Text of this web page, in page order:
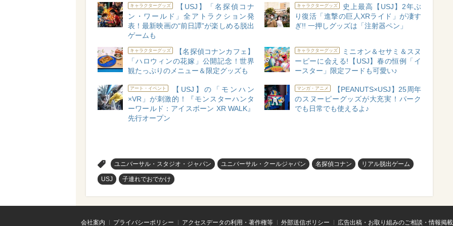
キャラクターグッズ
【USJ】「名探偵コナ
ン・ワールド」全アトラクション発
表！最新映画の“前日譚”が楽しめる脱出
ゲームも
キャラクターグッズ
史上最高【USJ】2年ぶ
り復活「進撃の巨人XRライド」が凄す
ぎ!! 一押しグッズは「注射器ペン」
キャラクターグッズ
【名探偵コナンカフェ】
「ハロウィンの花嫁」公開記念！世界
観たっぷりのメニュー＆限定グッズも
キャラクターグッズ
ミニオン＆セサミ＆スヌ
ーピーに会える!【USJ】春の恒例「イ
ースター」限定フードも可愛い♪
アート・イベント
【USJ】の「モンハン
×VR」が刺激的！『モンスターハンタ
ーワールド：アイスボーン XR WALK』
先行オープン
マンガ・アニメ
【PEANUTS×USJ】25周年
のスヌーピーグッズが大充実！パーク
でも日常でも使えるよ♪
ユニバーサル・スタジオ・ジャパン ユニバーサル・クールジャパン 名探偵コナン リアル脱出ゲーム
USJ 子連れでおでかけ
会社案内 プライバシーポリシー アクセスデータの利用・著作権等 外部送信ポリシー 広告出稿・お取り組みのご相談・情報掲